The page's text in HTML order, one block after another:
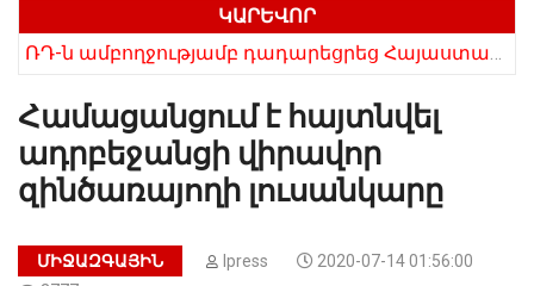
ԿԱՐԵՎՈՐ
Համացանցում է հայտնվել
ադրբեջանցի վիրավոր
զինծառայողի լուսանկարը
ՄԻՋԱԶԳԱՅԻՆ Ipress
2020-07-14 01:56:00